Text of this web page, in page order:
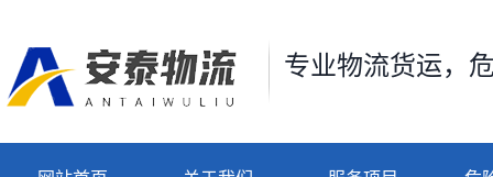
专业物流货运，